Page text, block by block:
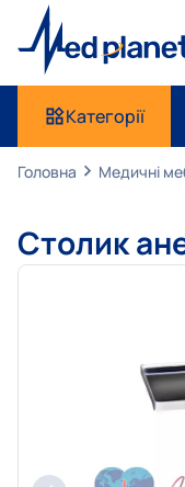
Категорії
Головна Медичні
Столик